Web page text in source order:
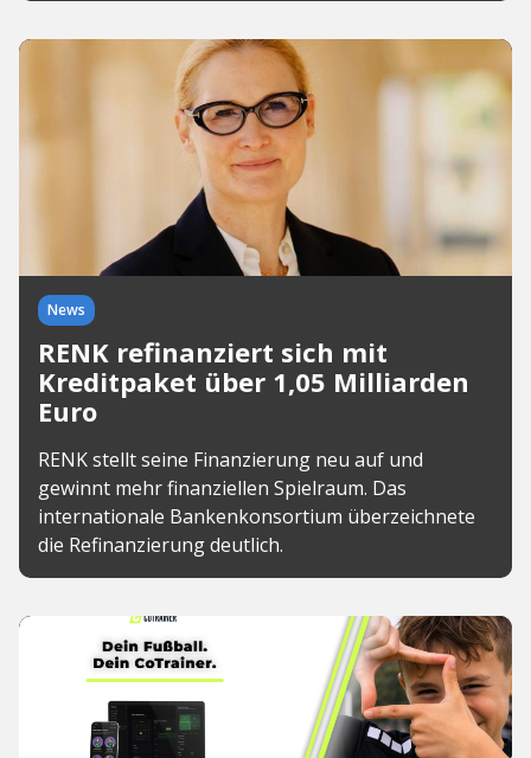
News
RENK refinanziert sich mit
Kreditpaket über 1,05 Milliarden
Euro
RENK stellt seine Finanzierung neu auf und
gewinnt mehr finanziellen Spielraum. Das
internationale Bankenkonsortium überzeichnete
die Refinanzierung deutlich.